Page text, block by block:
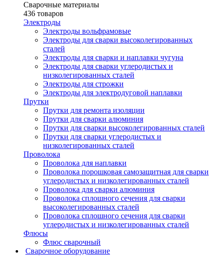
Сварочные материалы
436 товаров
Электроды
Электроды вольфрамовые
Электроды для сварки высоколегированных
сталей
Электроды для сварки и наплавки чугуна
Электроды для сварки углеродистых и
низколегированных сталей
Электроды для строжки
Электроды для электродуговой наплавки
Прутки
Прутки для ремонта изоляции
Прутки для сварки алюминия
Прутки для сварки высоколегированных сталей
Прутки для сварки углеродистых и
низколегированных сталей
Проволока
Проволока для наплавки
Проволока порошковая самозащитная для сварки
углеродистых и низколегированных сталей
Проволока для сварки алюминия
Проволока сплошного сечения для сварки
высоколегированных сталей
Проволока сплошного сечения для сварки
углеродистых и низколегированных сталей
Флюсы
Флюс сварочный
Сварочное оборудование